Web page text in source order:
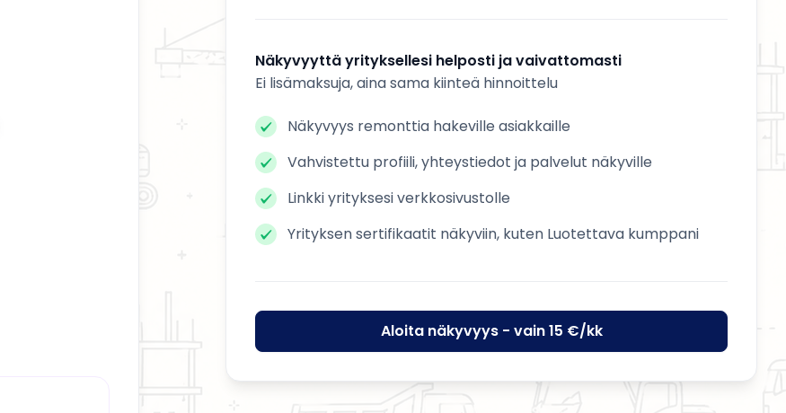
Näkyvyyttä yrityksellesi helposti ja vaivattomasti
Ei lisämaksuja, aina sama kiinteä hinnoittelu
Näkyvyys remonttia hakeville asiakkaille
Vahvistettu profiili, yhteystiedot ja palvelut näkyville
Linkki yrityksesi verkkosivustolle
Yrityksen sertifikaatit näkyviin, kuten Luotettava kumppani
Aloita näkyvyys - vain 15 €/kk